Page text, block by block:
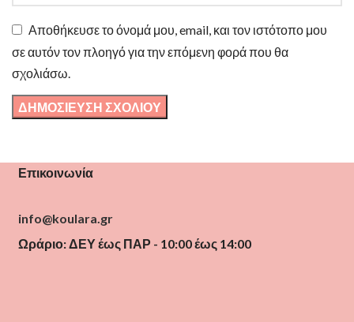
Αποθήκευσε το όνομά μου, email, και τον ιστότοπο μου
σε αυτόν τον πλοηγό για την επόμενη φορά που θα
σχολιάσω.
Επικοινωνία
info@koulara.gr
Ωράριο: ΔΕΥ έως ΠΑΡ - 10:00 έως 14:00